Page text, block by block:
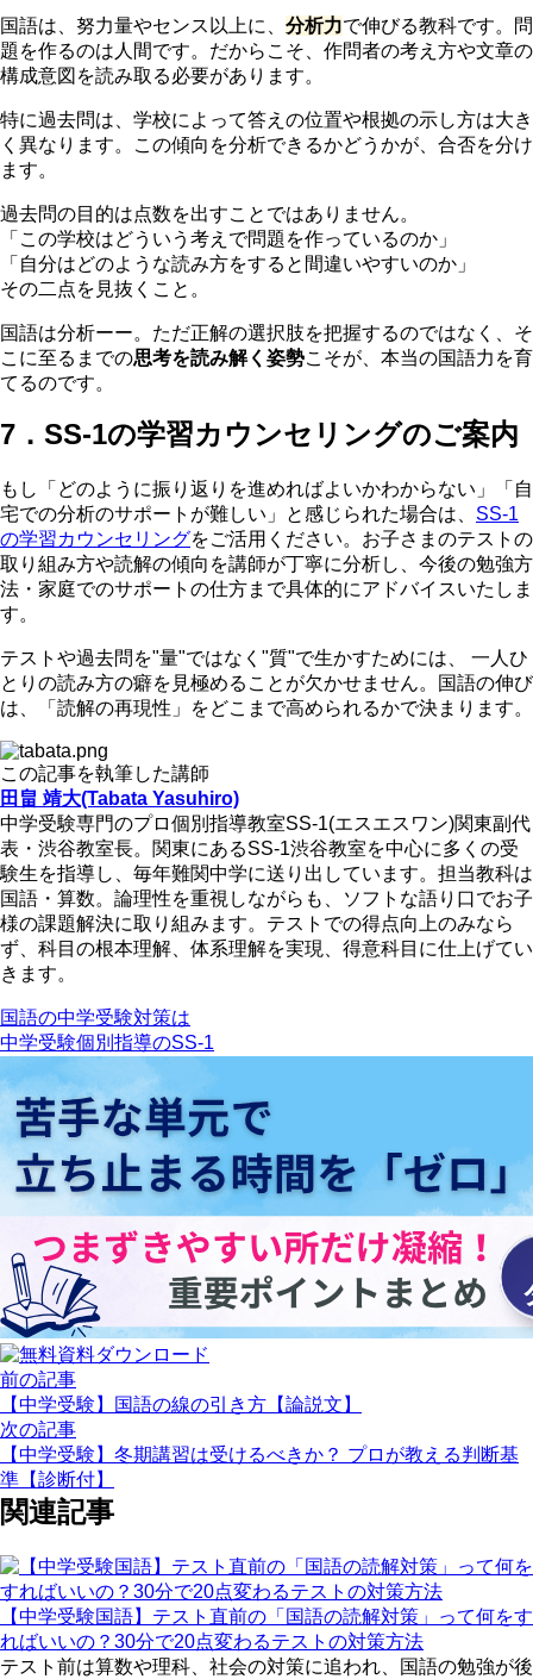
国語は、努力量やセンス以上に、 分析力で伸びる教科です。問
題を作るのは人間です。だからこそ、作問者の考え方や文章の
構成意図を読み取る必要があります。
特に過去問は、学校によって答えの位置や根拠の示し方は大き
く異なります。この傾向を分析できるかどうかが、合否を分け
ます。
過去問の目的は点数を出すことではありません。
「この学校はどういう考えで問題を作っているのか」
「自分はどのような読み方をすると間違いやすいのか」
その二点を見抜くこと。
国語は分析ーー。ただ正解の選択肢を把握するのではなく、そ
こに至るまでの思考を読み解く姿勢こそが、本当の国語力を育
てるのです。
7．SS-1の学習カウンセリングのご案内
もし「どのように振り返りを進めればよいかわからない」「自
宅での分析のサポートが難しい」と感じられた場合は、 SS-1
の学習カウンセリングをご活用ください。お子さまのテストの
取り組み方や読解の傾向を講師が丁寧に分析し、今後の勉強方
法・家庭でのサポートの仕方まで具体的にアドバイスいたしま
す。
テストや過去問を"量"ではなく"質"で生かすためには、 一人ひ
とりの読み方の癖を見極めることが欠かせません。国語の伸び
は、「読解の再現性」をどこまで高められるかで決まります。
この記事を執筆した講師
田畠 靖大(Tabata Yasuhiro)
中学受験専門のプロ個別指導教室SS-1(エスエスワン)関東副代
表・渋谷教室長。関東にあるSS-1渋谷教室を中心に多くの受
験生を指導し、毎年難関中学に送り出しています。担当教科は
国語・算数。論理性を重視しながらも、ソフトな語り口でお子
様の課題解決に取り組みます。テストでの得点向上のみなら
ず、科目の根本理解、体系理解を実現、得意科目に仕上げてい
きます。
国語の中学受験対策は
中学受験個別指導のSS-1
前の記事
【中学受験】国語の線の引き方【論説文】
次の記事
【中学受験】冬期講習は受けるべきか？ プロが教える判断基
準【診断付】
関連記事
【中学受験国語】テスト直前の「国語の読解対策」って何をす
ればいいの？30分で20点変わるテストの対策方法
テスト前は算数や理科、社会の対策に追われ、国語の勉強が後